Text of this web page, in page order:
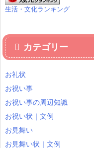
生活・文化ランキング
カテゴリー
お礼状
お祝い事
お祝い事の周辺知識
お祝い状｜文例
お見舞い
お見舞い状｜文例